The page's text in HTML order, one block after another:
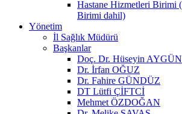
Hastane Hizmetleri Birimi
Birimi dahil)
Yönetim
İl Sağlık Müdürü
Başkanlar
Doç. Dr. Hüseyin AYGÜN
Dr. İrfan OĞUZ
Dr. Fahire GÜNDÜZ
DT Lütfi ÇİFTCİ
Mehmet ÖZDOĞAN